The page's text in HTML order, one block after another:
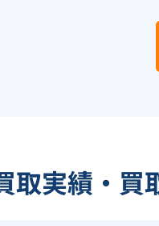
取実績・